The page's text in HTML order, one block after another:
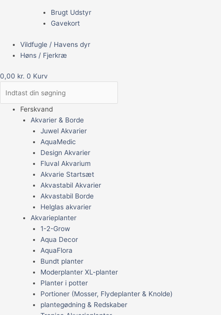
Brugt Udstyr
Gavekort
Vildfugle / Havens dyr
Høns / Fjerkræ
0,00 kr. 0 Kurv
Ferskvand
Akvarier & Borde
Juwel Akvarier
AquaMedic
Design Akvarier
Fluval Akvarium
Akvarie Startsæt
Akvastabil Akvarier
Akvastabil Borde
Helglas akvarier
Akvarieplanter
1-2-Grow
Aqua Decor
AquaFlora
Bundt planter
Moderplanter XL-planter
Planter i potter
Portioner (Mosser, Flydeplanter & Knolde)
plantegødning & Redskaber